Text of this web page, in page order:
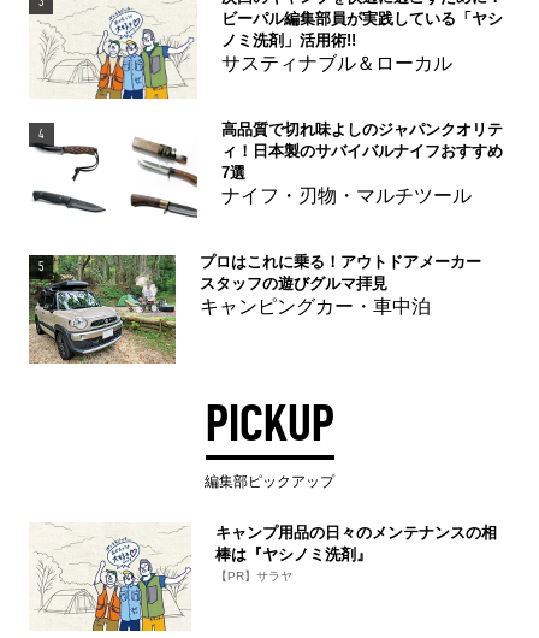
ビーパル編集部員が実践している「ヤシ
ノミ洗剤」活用術!!
サスティナブル＆ローカル
4
高品質で切れ味よしのジャパンクオリテ
ィ！日本製のサバイバルナイフおすすめ
7選
ナイフ・刃物・マルチツール
5
プロはこれに乗る！アウトドアメーカー
スタッフの遊びグルマ拝見
キャンピングカー・車中泊
PICKUP
編集部ピックアップ
キャンプ用品の日々のメンテナンスの相
棒は『ヤシノミ洗剤』
【PR】サラヤ